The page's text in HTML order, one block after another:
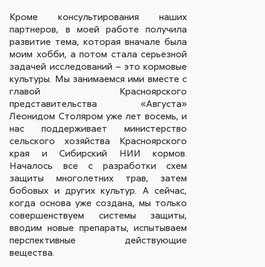
Кроме консультирования наших
партнеров, в моей работе получила
развитие тема, которая вначале была
моим хобби, а потом стала серьезной
задачей исследований – это кормовые
культуры. Мы занимаемся ими вместе с
главой Красноярского
представительства «Августа»
Леонидом Столяром уже лет восемь, и
нас поддерживает министерство
сельского хозяйства Красноярского
края и Сибирский НИИ кормов.
Началось все с разработки схем
защиты многолетних трав, затем
бобовых и других культур. А сейчас,
когда основа уже создана, мы только
совершенствуем системы защиты,
вводим новые препараты, испытываем
перспективные действующие
вещества.